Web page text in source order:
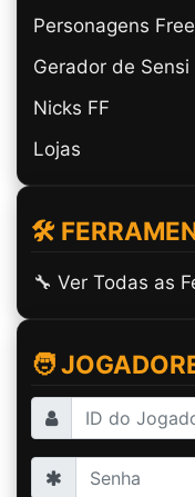
Personagens
Gerador de Sensi
Nicks FF
Lojas
🛠️
🔧 Ver Todas as
🧑